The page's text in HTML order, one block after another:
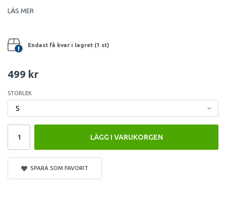
LÄS MER
Endast få kvar i lagret (1 st)
499 kr
STORLEK
LÄGG I VARUKORGEN
SPARA SOM FAVORIT